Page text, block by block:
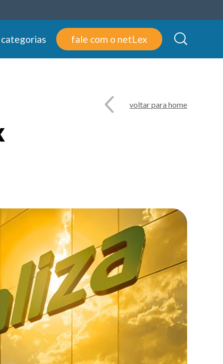
fale com o netLex
voltar para home